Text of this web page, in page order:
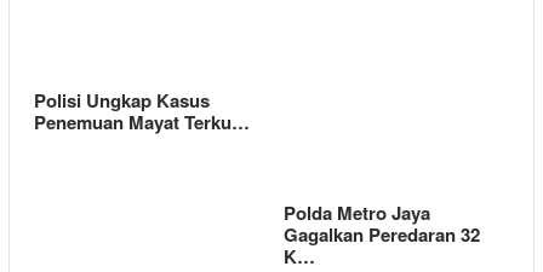
Polisi Ungkap Kasus
Penemuan Mayat Terku…
Polda Metro Jaya
Gagalkan Peredaran 32
K…